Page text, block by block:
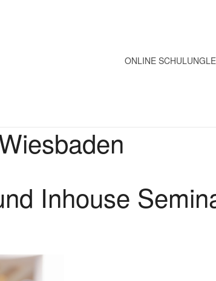
ONLINE SCHULUNG
Inhouse